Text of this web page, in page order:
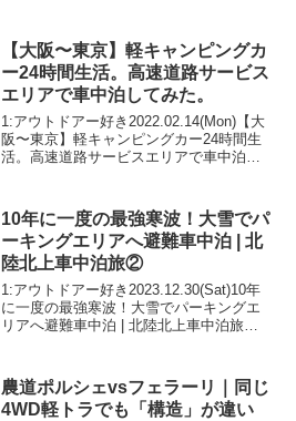
注目です...
【大阪〜東京】軽キャンピングカ
ー24時間生活。高速道路サービス
エリアで車中泊してみた。
1:アウトドアー好き2022.02.14(Mon)【大
阪〜東京】軽キャンピングカー24時間生
活。高速道路サービスエリアで車中泊し
2022.02.14(Mon)この動画は注目...
10年に一度の最強寒波！大雪でパ
ーキングエリアへ避難車中泊 | 北
陸北上車中泊旅②
1:アウトドアー好き2023.12.30(Sat)10年
に一度の最強寒波！大雪でパーキングエ
リアへ避難車中泊 | 北陸北上車中泊旅②
2023.12.30(Sat)この動画は注目です...
農道ポルシェvsフェラーリ｜同じ
4WD軽トラでも「構造」が違い